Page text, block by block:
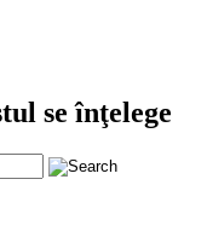
se înţelege